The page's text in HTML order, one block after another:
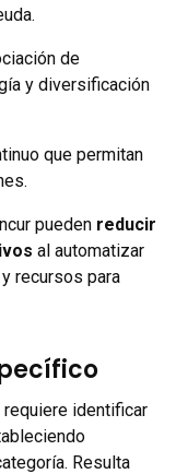
de
y diversificación
que permitan
pueden reducir
al automatizar
recursos para
identificar
Resulta